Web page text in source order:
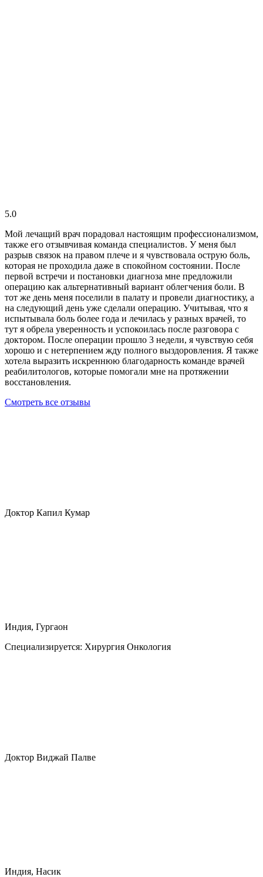
5.0
Мой лечащий врач порадовал настоящим профессионализмом,
также его отзывчивая команда специалистов. У меня был
разрыв связок на правом плече и я чувствовала острую боль,
которая не проходила даже в спокойном состоянии. После
первой встречи и постановки диагноза мне предложили
операцию как альтернативный вариант облегчения боли. В
тот же день меня поселили в палату и провели диагностику, а
на следующий день уже сделали операцию. Учитывая, что я
испытывала боль более года и лечилась у разных врачей, то
тут я обрела уверенность и успокоилась после разговора с
доктором. После операции прошло 3 недели, я чувствую себя
хорошо и с нетерпением жду полного выздоровления. Я также
хотела выразить искреннюю благодарность команде врачей
реабилитологов, которые помогали мне на протяжении
восстановления.
Смотреть все отзывы
Доктор Капил Кумар
Индия, Гургаон
Специализируется: Хирургия Онкология
Доктор Виджай Палве
Индия, Насик